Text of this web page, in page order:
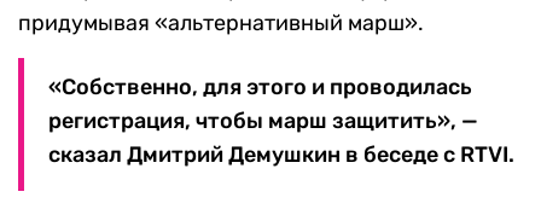
придумывая «альтернативный марш».
«Собственно, для этого и проводилась
регистрация, чтобы марш защитить», —
сказал Дмитрий Демушкин в беседе с RTVI.